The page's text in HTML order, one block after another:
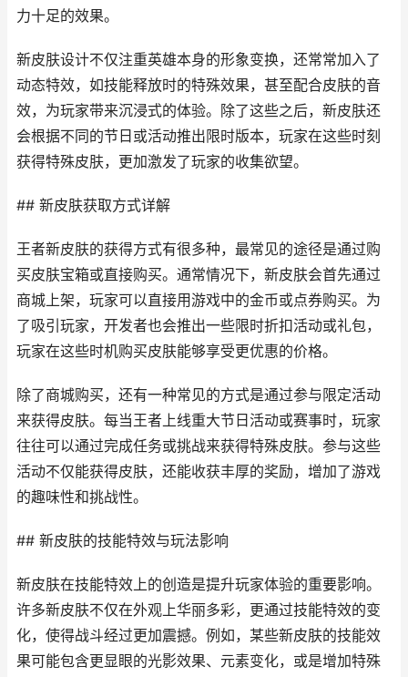
力十足的效果。
新皮肤设计不仅注重英雄本身的形象变换，还常常加入了
动态特效，如技能释放时的特殊效果，甚至配合皮肤的音
效，为玩家带来沉浸式的体验。除了这些之后，新皮肤还
会根据不同的节日或活动推出限时版本，玩家在这些时刻
获得特殊皮肤，更加激发了玩家的收集欲望。
## 新皮肤获取方式详解
王者新皮肤的获得方式有很多种，最常见的途径是通过购
买皮肤宝箱或直接购买。通常情况下，新皮肤会首先通过
商城上架，玩家可以直接用游戏中的金币或点券购买。为
了吸引玩家，开发者也会推出一些限时折扣活动或礼包，
玩家在这些时机购买皮肤能够享受更优惠的价格。
除了商城购买，还有一种常见的方式是通过参与限定活动
来获得皮肤。每当王者上线重大节日活动或赛事时，玩家
往往可以通过完成任务或挑战来获得特殊皮肤。参与这些
活动不仅能获得皮肤，还能收获丰厚的奖励，增加了游戏
的趣味性和挑战性。
## 新皮肤的技能特效与玩法影响
新皮肤在技能特效上的创造是提升玩家体验的重要影响。
许多新皮肤不仅在外观上华丽多彩，更通过技能特效的变
化，使得战斗经过更加震撼。例如，某些新皮肤的技能效
果可能包含更显眼的光影效果、元素变化，或是增加特殊